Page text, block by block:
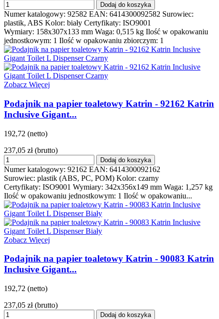
Dodaj do koszyka
Numer katalogowy: 92582 EAN: 6414300092582 Surowiec:
plastik, ABS Kolor: biały Certyfikaty: ISO9001
Wymiary: 158x307x133 mm Waga: 0,515 kg Ilość w opakowaniu
jednostkowym: 1 Ilość w opakowaniu zbiorczym: 1
Zobacz Więcej
Podajnik na papier toaletowy Katrin - 92162 Katrin
Inclusive Gigant...
192,72 (netto)
237,05 zł (brutto)
Dodaj do koszyka
Numer katalogowy: 92162 EAN: 6414300092162
Surowiec: plastik (ABS, PC, POM) Kolor: czarny
Certyfikaty: ISO9001 Wymiary: 342x356x149 mm Waga: 1,257 kg
Ilość w opakowaniu jednostkowym: 1 Ilość w opakowaniu...
Zobacz Więcej
Podajnik na papier toaletowy Katrin - 90083 Katrin
Inclusive Gigant...
192,72 (netto)
237,05 zł (brutto)
Dodaj do koszyka